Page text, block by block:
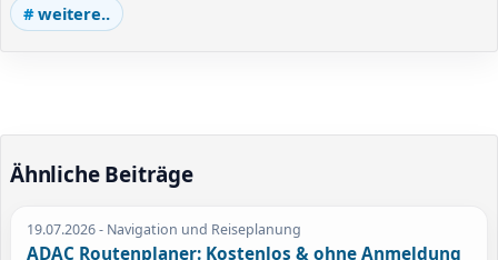
weitere..
Ähnliche Beiträge
19.07.2026- Navigation und Reiseplanung
ADAC Routenplaner: Kostenlos & ohne Anmeldung